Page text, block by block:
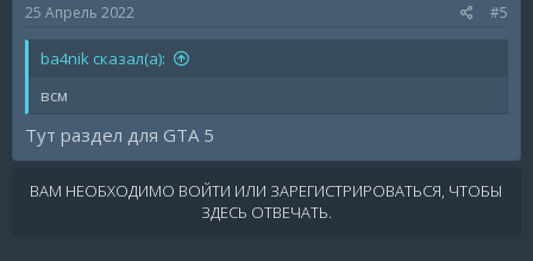
25 Апрель 2022 #5
ba4nik сказал(а):
всм
Тут раздел для GTA 5
ВАМ НЕОБХОДИМО ВОЙТИ ИЛИ ЗАРЕГИСТРИРОВАТЬСЯ, ЧТОБЫ
ЗДЕСЬ ОТВЕЧАТЬ.